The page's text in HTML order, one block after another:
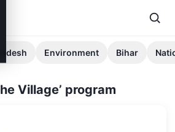
Environment Bihar
Village’ program